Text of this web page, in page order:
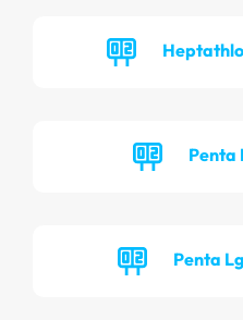
Penta
Penta